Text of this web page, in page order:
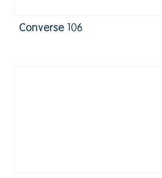
Converse 106